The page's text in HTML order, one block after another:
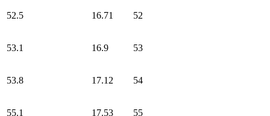
52.5 16.71 52
53.1 16.9 53
53.8 17.12 54
55.1 17.53 55